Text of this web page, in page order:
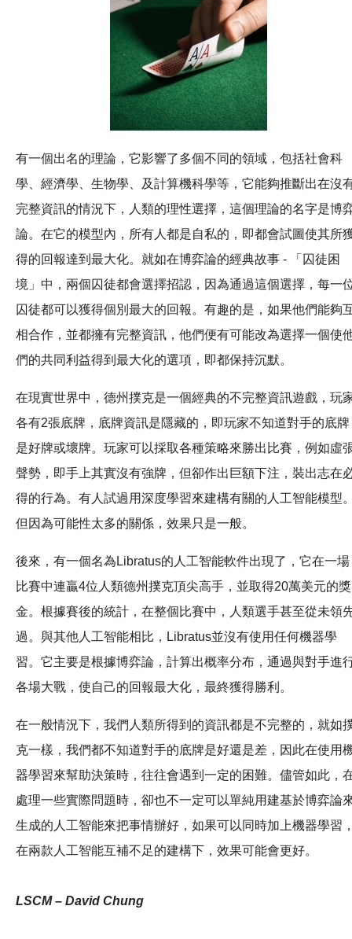
有一個出名的理論，它影響了多個不同的領域，包括社會科
學、經濟學、生物學、及計算機科學等，它能夠推斷出在沒
完整資訊的情況下，人類的理性選擇，這個理論的名字是博
論。在它的模型內，所有人都是自私的，即都會試圖使其所
得的回報達到最大化。就如在博弈論的經典故事 - 「囚徒困
境」中，兩個囚徒都會選擇招認，因為通過這個選擇，每一
囚徒都可以獲得個別最大的回報。有趣的是，如果他們能夠
相合作，並都擁有完整資訊，他們便有可能改為選擇一個使
們的共同利益得到最大化的選項，即都保持沉默。
在現實世界中，德州撲克是一個經典的不完整資訊遊戲，玩
各有2張底牌，底牌資訊是隱藏的，即玩家不知道對手的底牌
是好牌或壞牌。玩家可以採取各種策略來勝出比賽，例如虛
聲勢，即手上其實沒有強牌，但卻作出巨額下注，裝出志在
得的行為。有人試過用深度學習來建構有關的人工智能模型
但因為可能性太多的關係，效果只是一般。
後來，有一個名為Libratus的人工智能軟件出現了，它在一場
比賽中連贏4位人類德州撲克頂尖高手，並取得20萬美元的獎
金。根據賽後的統計，在整個比賽中，人類選手甚至從未領
過。與其他人工智能相比，Libratus並沒有使用任何機器學
習。它主要是根據博弈論，計算出概率分布，通過與對手進
各場大戰，使自己的回報最大化，最終獲得勝利。
在一般情況下，我們人類所得到的資訊都是不完整的，就如
克一樣，我們都不知道對手的底牌是好還是差，因此在使用
器學習來幫助決策時，往往會遇到一定的困難。儘管如此，
處理一些實際問題時，卻也不一定可以單純用建基於博弈論
生成的人工智能來把事情辦好，如果可以同時加上機器學習
在兩款人工智能互補不足的建構下，效果可能會更好。
LSCM – David Chung